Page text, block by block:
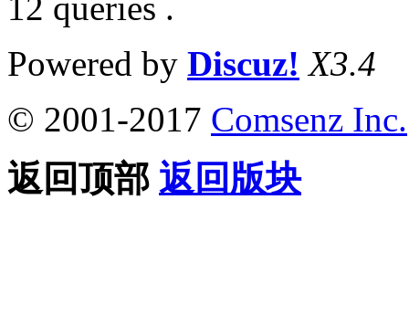
Powered by Discuz! X3.4
© 2001-2017 Comsenz Inc.
返回顶部 返回版块